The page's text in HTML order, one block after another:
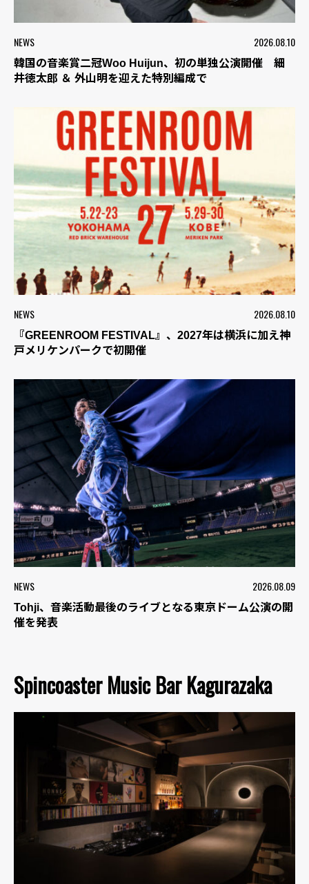
NEWS 2026.08.10
韓国の音楽賞二冠Woo Huijun、初の単独公演開催 細
井徳太郎 ＆ 外山明を迎えた特別編成で
NEWS 2026.08.10
『GREENROOM FESTIVAL』、2027年は横浜に加え神
戸メリケンパークで初開催
NEWS 2026.08.09
Tohji、音楽活動最後のライブとなる東京ドーム公演の開
催を発表
Spincoaster Music Bar Kagurazaka